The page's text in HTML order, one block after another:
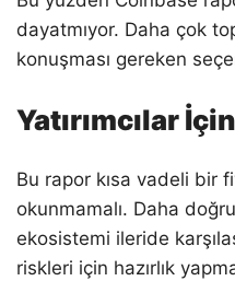
dayatmıyor. Daha çok
konuşması gereken
Yatırımcılar
Bu rapor kısa vadeli bir
okunmamalı. Daha
ekosistemi ileride
riskleri için hazırlık